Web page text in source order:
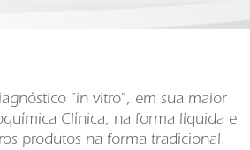
"in vitro", em sua maior
Clínica, na forma líquida e
produtos na forma tradicional.